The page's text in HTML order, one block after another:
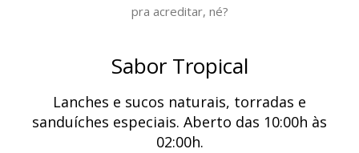
pra acreditar, né?
Sabor Tropical
Lanches e sucos naturais, torradas e
sanduíches especiais. Aberto das 10:00h às
02:00h.